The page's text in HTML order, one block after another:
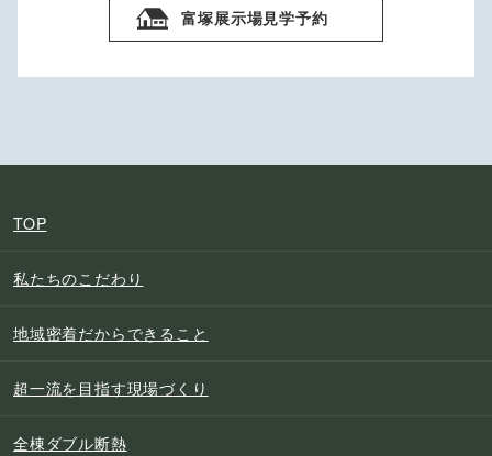
富塚展示場見学予約
TOP
私たちのこだわり
地域密着だからできること
超一流を目指す現場づくり
全棟ダブル断熱